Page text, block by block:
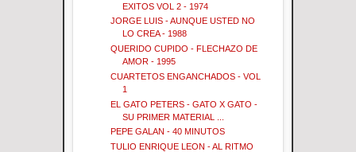
EXITOS VOL 2 - 1974
JORGE LUIS - AUNQUE USTED NO
LO CREA - 1988
QUERIDO CUPIDO - FLECHAZO DE
AMOR - 1995
CUARTETOS ENGANCHADOS - VOL
1
EL GATO PETERS - GATO X GATO -
SU PRIMER MATERIAL ...
PEPE GALAN - 40 MINUTOS
TULIO ENRIQUE LEON - AL RITMO